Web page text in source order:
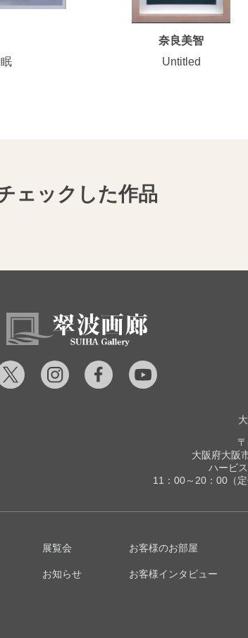
奈良美智
Untitled
ェックした作品
大阪府大阪
ハービ
11：00～20：00（
展覧会
お知らせ
お客様のお部屋
お客様インタビュー